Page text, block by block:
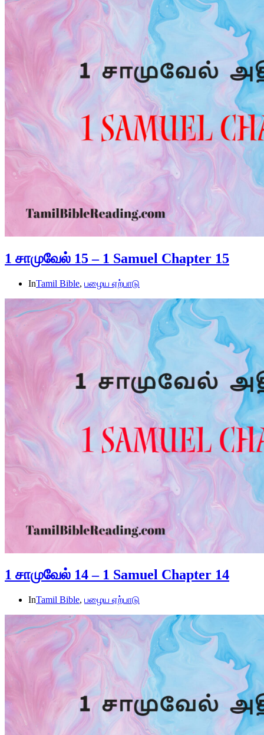
1 சாமுவேல் 15 – 1 Samuel Chapter 15
InTamil Bible, பழைய ஏற்பாடு
1 சாமுவேல் 14 – 1 Samuel Chapter 14
InTamil Bible, பழைய ஏற்பாடு